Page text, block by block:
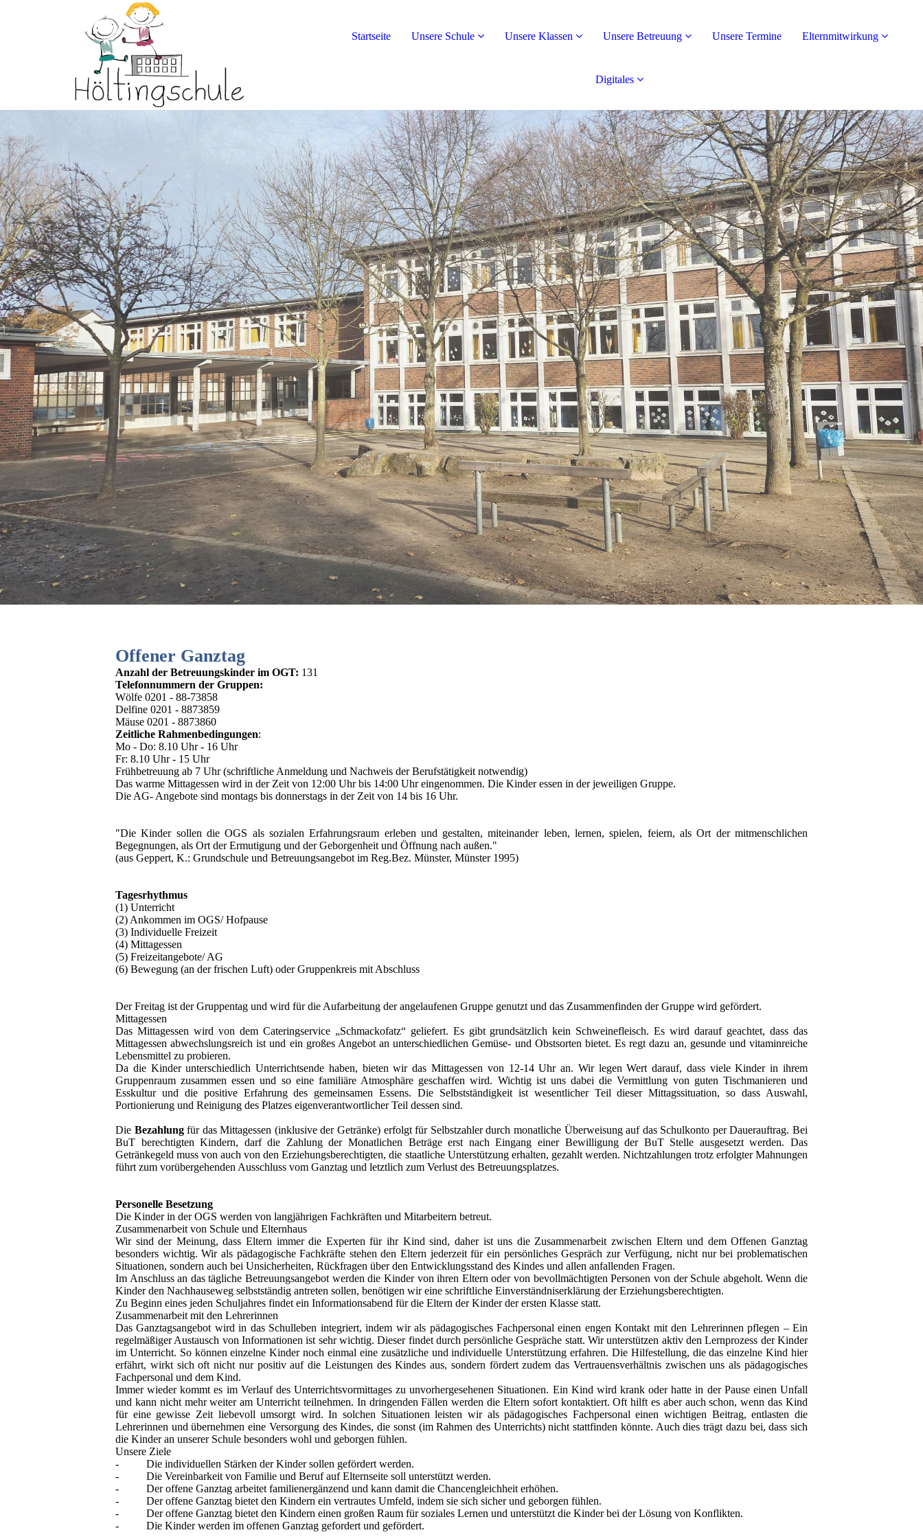
Startseite Unsere Schule Unsere Klassen Unsere Betreuung Unsere Termine Elternmitwirkung
Digitales
Offener Ganztag
Anzahl der Betreuungskinder im OGT: 131
Telefonnummern der Gruppen:
Wölfe 0201 - 88-73858
Delfine 0201 - 8873859
Mäuse 0201 - 8873860
Zeitliche Rahmenbedingungen:
Mo - Do: 8.10 Uhr - 16 Uhr
Fr: 8.10 Uhr - 15 Uhr
Frühbetreuung ab 7 Uhr (schriftliche Anmeldung und Nachweis der Berufstätigkeit notwendig)
Das warme Mittagessen wird in der Zeit von 12:00 Uhr bis 14:00 Uhr eingenommen. Die Kinder essen in der jeweiligen Gruppe.
Die AG- Angebote sind montags bis donnerstags in der Zeit von 14 bis 16 Uhr.
"Die Kinder sollen die OGS als sozialen Erfahrungsraum erleben und gestalten, miteinander leben, lernen, spielen, feiern, als Ort der mitmenschlichen
Begegnungen, als Ort der Ermutigung und der Geborgenheit und Öffnung nach außen."
(aus Geppert, K.: Grundschule und Betreuungsangebot im Reg.Bez. Münster, Münster 1995)
Tagesrhythmus
(1) Unterricht
(2) Ankommen im OGS/ Hofpause
(3) Individuelle Freizeit
(4) Mittagessen
(5) Freizeitangebote/ AG
(6) Bewegung (an der frischen Luft) oder Gruppenkreis mit Abschluss
Der Freitag ist der Gruppentag und wird für die Aufarbeitung der angelaufenen Gruppe genutzt und das Zusammenfinden der Gruppe wird gefördert.
Mittagessen
Das Mittagessen wird von dem Cateringservice „Schmackofatz“ geliefert. Es gibt grundsätzlich kein Schweinefleisch. Es wird darauf geachtet, dass das
Mittagessen abwechslungsreich ist und ein großes Angebot an unterschiedlichen Gemüse- und Obstsorten bietet. Es regt dazu an, gesunde und vitaminreiche
Lebensmittel zu probieren.
Da die Kinder unterschiedlich Unterrichtsende haben, bieten wir das Mittagessen von 12-14 Uhr an. Wir legen Wert darauf, dass viele Kinder in ihrem
Gruppenraum zusammen essen und so eine familiäre Atmosphäre geschaffen wird. Wichtig ist uns dabei die Vermittlung von guten Tischmanieren und
Esskultur und die positive Erfahrung des gemeinsamen Essens. Die Selbstständigkeit ist wesentlicher Teil dieser Mittagssituation, so dass Auswahl,
Portionierung und Reinigung des Platzes eigenverantwortlicher Teil dessen sind.
Die Bezahlungfür das Mittagessen (inklusive der Getränke) erfolgt für Selbstzahler durch monatliche Überweisung auf das Schulkonto per Dauerauftrag. Bei
BuT berechtigten Kindern, darf die Zahlung der Monatlichen Beträge erst nach Eingang einer Bewilligung der BuT Stelle ausgesetzt werden. Das
Getränkegeld muss von auch von den Erziehungsberechtigten, die staatliche Unterstützung erhalten, gezahlt werden. Nichtzahlungen trotz erfolgter Mahnungen
führt zum vorübergehenden Ausschluss vom Ganztag und letztlich zum Verlust des Betreuungsplatzes.
Personelle Besetzung
Die Kinder in der OGS werden von langjährigen Fachkräften und Mitarbeitern betreut.
Zusammenarbeit von Schule und Elternhaus
Wir sind der Meinung, dass Eltern immer die Experten für ihr Kind sind, daher ist uns die Zusammenarbeit zwischen Eltern und dem Offenen Ganztag
besonders wichtig. Wir als pädagogische Fachkräfte stehen den Eltern jederzeit für ein persönliches Gespräch zur Verfügung, nicht nur bei problematischen
Situationen, sondern auch bei Unsicherheiten, Rückfragen über den Entwicklungsstand des Kindes und allen anfallenden Fragen.
Im Anschluss an das tägliche Betreuungsangebot werden die Kinder von ihren Eltern oder von bevollmächtigten Personen von der Schule abgeholt. Wenn die
Kinder den Nachhauseweg selbstständig antreten sollen, benötigen wir eine schriftliche Einverständniserklärung der Erziehungsberechtigten.
Zu Beginn eines jeden Schuljahres findet ein Informationsabend für die Eltern der Kinder der ersten Klasse statt.
Zusammenarbeit mit den Lehrerinnen
Das Ganztagsangebot wird in das Schulleben integriert, indem wir als pädagogisches Fachpersonal einen engen Kontakt mit den Lehrerinnen pflegen – Ein
regelmäßiger Austausch von Informationen ist sehr wichtig. Dieser findet durch persönliche Gespräche statt. Wir unterstützen aktiv den Lernprozess der Kinder
im Unterricht. So können einzelne Kinder noch einmal eine zusätzliche und individuelle Unterstützung erfahren. Die Hilfestellung, die das einzelne Kind hier
erfährt, wirkt sich oft nicht nur positiv auf die Leistungen des Kindes aus, sondern fördert zudem das Vertrauensverhältnis zwischen uns als pädagogisches
Fachpersonal und dem Kind.
Immer wieder kommt es im Verlauf des Unterrichtsvormittages zu unvorhergesehenen Situationen. Ein Kind wird krank oder hatte in der Pause einen Unfall
und kann nicht mehr weiter am Unterricht teilnehmen. In dringenden Fällen werden die Eltern sofort kontaktiert. Oft hilft es aber auch schon, wenn das Kind
für eine gewisse Zeit liebevoll umsorgt wird. In solchen Situationen leisten wir als pädagogisches Fachpersonal einen wichtigen Beitrag, entlasten die
Lehrerinnen und übernehmen eine Versorgung des Kindes, die sonst (im Rahmen des Unterrichts) nicht stattfinden könnte. Auch dies trägt dazu bei, dass sich
die Kinder an unserer Schule besonders wohl und geborgen fühlen.
Unsere Ziele
- Die individuellen Stärken der Kinder sollen gefördert werden.
- Die Vereinbarkeit von Familie und Beruf auf Elternseite soll unterstützt werden.
- Der offene Ganztag arbeitet familienergänzend und kann damit die Chancengleichheit erhöhen.
- Der offene Ganztag bietet den Kindern ein vertrautes Umfeld, indem sie sich sicher und geborgen fühlen.
- Der offene Ganztag bietet den Kindern einen großen Raum für soziales Lernen und unterstützt die Kinder bei der Lösung von Konflikten.
- Die Kinder werden im offenen Ganztag gefordert und gefördert.